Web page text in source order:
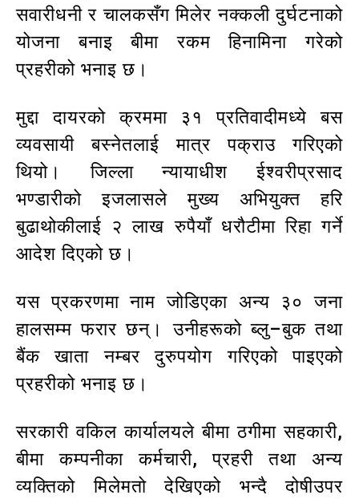
सवारीधनी र चालकसँग मिलेर नक्कली दुर्घटनाको
योजना बनाइ बीमा रकम हिनामिना गरेको
प्रहरीको भनाइ छ।
मुद्दा दायरको क्रममा ३१ प्रतिवादीमध्ये बस
व्यवसायी बस्नेतलाई मात्र पक्राउ गरिएको
थियो। जिल्ला न्यायाधीश ईश्वरीप्रसाद
भण्डारीको इजलासले मुख्य अभियुक्त हरि
बुढाथोकीलाई २ लाख रुपैयाँ धरौटीमा रिहा गर्ने
आदेश दिएको छ।
यस प्रकरणमा नाम जोडिएका अन्य ३० जना
हालसम्म फरार छन्। उनीहरूको ब्लु–बुक तथा
बैंक खाता नम्बर दुरुपयोग गरिएको पाइएको
प्रहरीको भनाइ छ।
सरकारी वकिल कार्यालयले बीमा ठगीमा सहकारी,
बीमा कम्पनीका कर्मचारी, प्रहरी तथा अन्य
व्यक्तिको मिलेमतो देखिएको भन्दै दोषीउपर